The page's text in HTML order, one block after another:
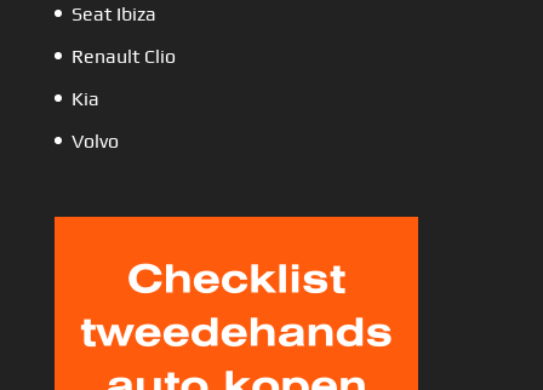
Seat Ibiza
Renault Clio
Kia
Volvo